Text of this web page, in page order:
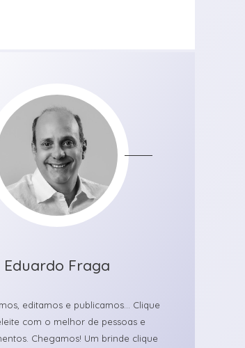
Eduardo Fraga
editamos e publicamos... Clique
com o melhor de pessoas e
Chegamos! Um brinde clique